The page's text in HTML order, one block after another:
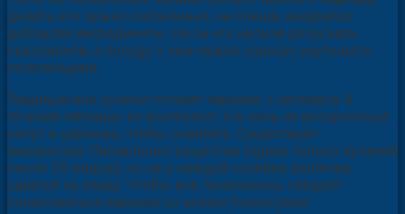
делать его нужно постепенно, не спеша, аккуратно
добавляя ингредиенты. Ни за что нельзя допускать
сквозняков, а посуду с ним нужно хорошо укутывать
полотенцами.
Традиционно куличи готовят заранее, с четверга. В
течение пятницы их выпекают, а в ночь на воскресенье
несут в церковь, чтобы освятить. Существует
множество Пасхальных рецептов (одних только куличей
около 20 видов), но не у каждой хозяйки выпечка
удается на славу. Чтобы все получилось, следует
ознакомиться заранее со всеми тонкостями